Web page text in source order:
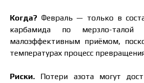
Когда? Февраль — только в
карбамида по мерзло-талой
малоэффективным приёмом,
температурах процесс
Риски. Потери азота могут